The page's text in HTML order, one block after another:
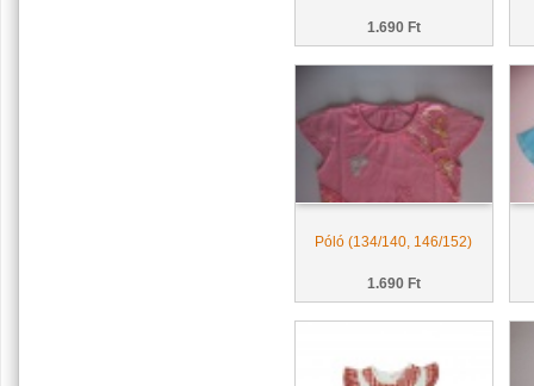
1.690 Ft
Póló (134/140, 146/152)
1.690 Ft